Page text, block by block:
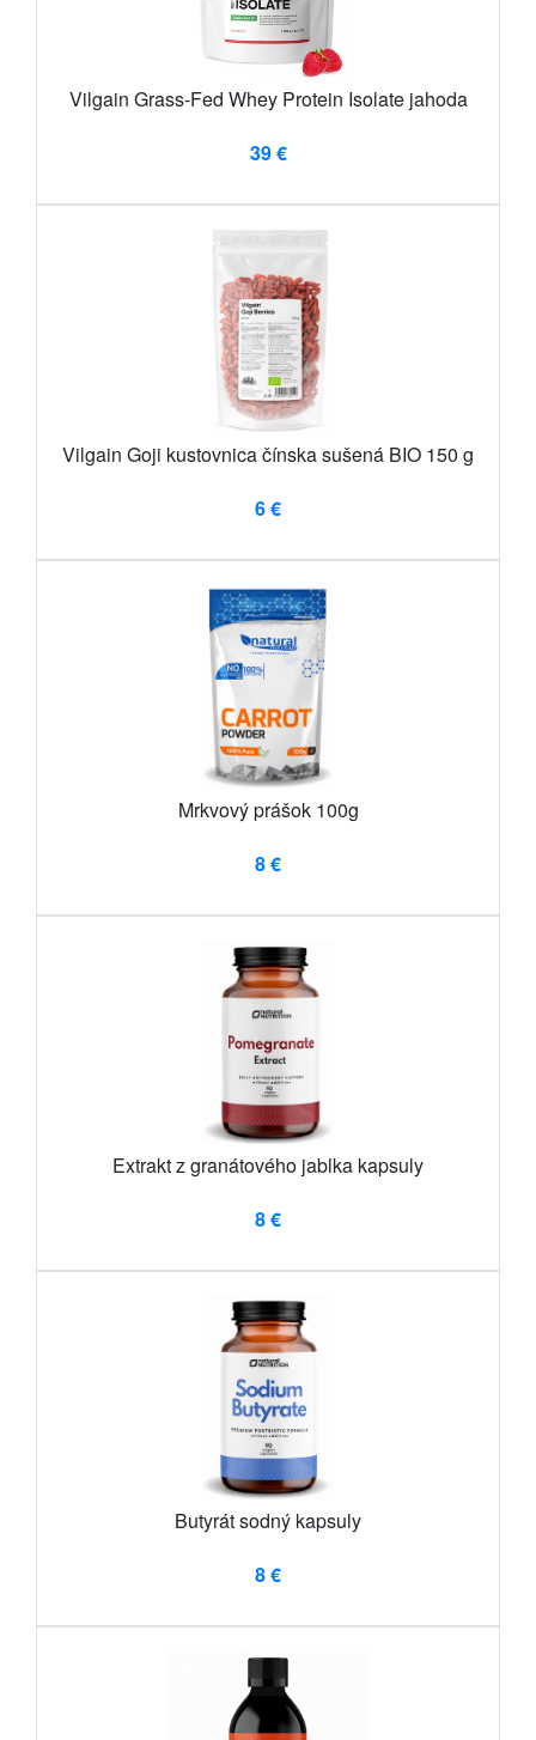
Vilgain Grass-Fed Whey Protein Isolate jahoda
39 €
Vilgain Goji kustovnica čínska sušená BIO 150 g
6 €
Mrkvový prášok 100g
8 €
Extrakt z granátového jablka kapsuly
8 €
Butyrát sodný kapsuly
8 €